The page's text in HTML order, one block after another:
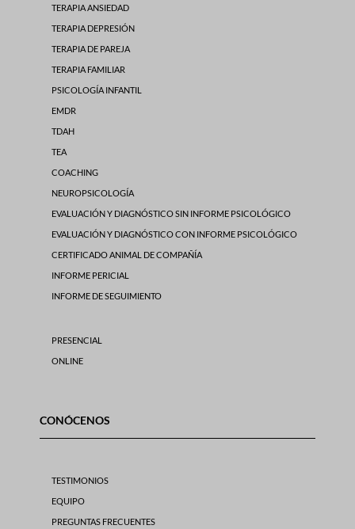
TERAPIA ANSIEDAD
TERAPIA DEPRESIÓN
TERAPIA DE PAREJA
TERAPIA FAMILIAR
PSICOLOGÍA INFANTIL
EMDR
TDAH
TEA
COACHING
NEUROPSICOLOGÍA
EVALUACIÓN Y DIAGNÓSTICO SIN INFORME PSICOLÓGICO
EVALUACIÓN Y DIAGNÓSTICO CON INFORME PSICOLÓGICO
CERTIFICADO ANIMAL DE COMPAÑÍA
INFORME PERICIAL
INFORME DE SEGUIMIENTO
PRESENCIAL
ONLINE
CONÓCENOS
TESTIMONIOS
EQUIPO
PREGUNTAS FRECUENTES